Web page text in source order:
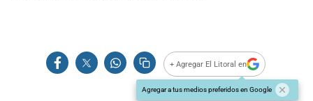
+ Agregar El Litoral en
Agregar a tus medios preferidos en Google